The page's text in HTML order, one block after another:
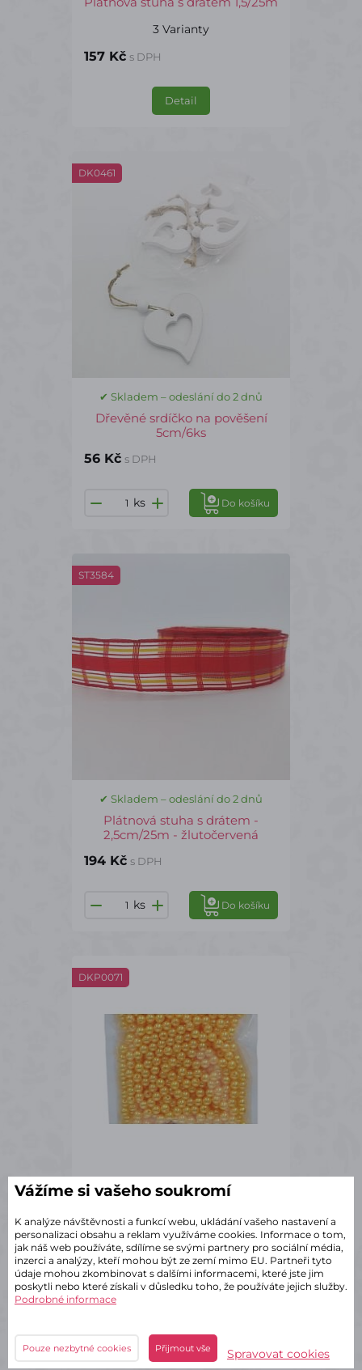
3 Varianty
157 Kč s DPH
Detail
DK0461
✔ Skladem – odeslání do 2 dnů
Dřevěné srdíčko na pověšení
5cm/6ks
56 Kč s DPH
ks Do košíku
ST3584
✔ Skladem – odeslání do 2 dnů
Plátnová stuha s drátem -
2,5cm/25m - žlutočervená
194 Kč s DPH
ks Do košíku
DKP0071
✔ Skladem – odeslání do 2 dnů
Korálky 6mm/400ks
6 Variant
54 Kč s DPH
Vážíme si vašeho soukromí
K analýze návštěvnosti a funkcí webu, ukládání vašeho nastavení a
personalizaci obsahu a reklam využíváme cookies. Informace o tom,
jak náš web používáte, sdílíme se svými partnery pro sociální média,
inzerci a analýzy, kteří mohou být ze zemí mimo EU. Partneři tyto
údaje mohou zkombinovat s dalšími informacemi, které jste jim
poskytli nebo které získali v důsledku toho, že používáte jejich služby.
Podrobné informace
Pouze nezbytné cookies Přijmout vše Spravovat cookies